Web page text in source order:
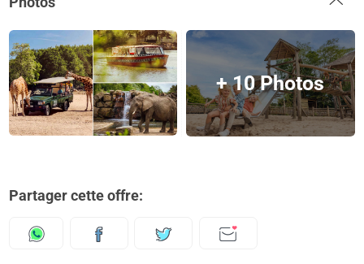
+ 10 Photos
Partager cette offre: